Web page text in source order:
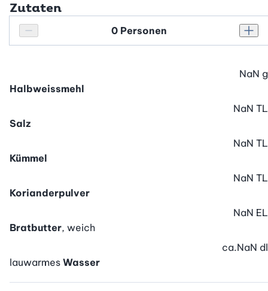
Zutaten
Personenanzahl verringern
Personenanzahl
Halbweissmehl
NaN g
Salz
NaN TL
Kümmel
NaN TL
Korianderpulver
NaN TL
Bratbutter, weich
NaN EL
lauwarmes Wasser
ca.NaN dl